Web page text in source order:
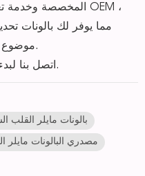
مما يوفر لك بالونات
موضوع ، وتحويل أفكارك إلى واقع ملموس.
اتصل بنا لبدء طلب البالون المخصص الخاص بك.
بالونات مايلر القلب
مصدري البالونات مايلر